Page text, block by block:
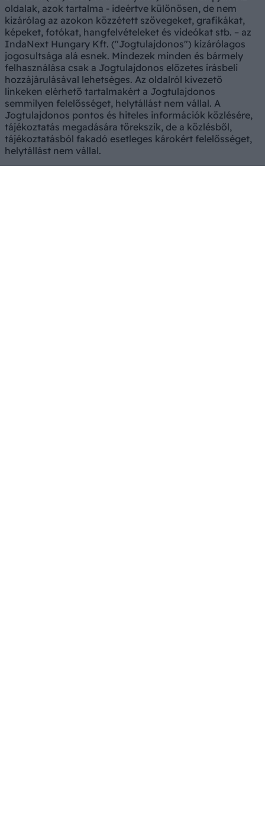
oldalak, azok tartalma - ideértve különösen, de nem
kizárólag az azokon közzétett szövegeket, grafikákat,
képeket, fotókat, hangfelvételeket és videókat stb. – az
IndaNext Hungary Kft. ("Jogtulajdonos") kizárólagos
jogosultsága alá esnek. Mindezek minden és bármely
felhasználása csak a Jogtulajdonos előzetes írásbeli
hozzájárulásával lehetséges. Az oldalról kivezető
linkeken elérhető tartalmakért a Jogtulajdonos
semmilyen felelősséget, helytállást nem vállal. A
Jogtulajdonos pontos és hiteles információk közlésére,
tájékoztatás megadására törekszik, de a közlésből,
tájékoztatásból fakadó esetleges károkért felelősséget,
helytállást nem vállal.